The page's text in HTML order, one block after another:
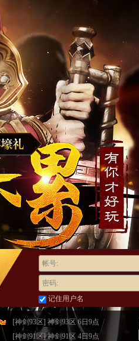
帐号:
密码:
记住用户名
[神剑93区] 神剑93区 6日9点
[神剑91区] 神剑91区 4日9点